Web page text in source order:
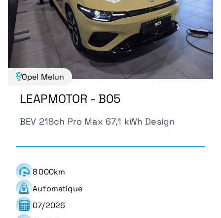
Opel Melun
LEAPMOTOR - B05
BEV 218ch Pro Max 67,1 kWh Design
8 000km
Automatique
07/2026